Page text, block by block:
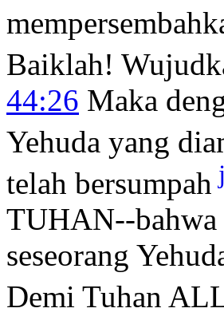
Baiklah!
44:26 Maka
Yehuda yang
telah bersumpah j
TUHAN--bahwa
seseorang
Demi Tuhan